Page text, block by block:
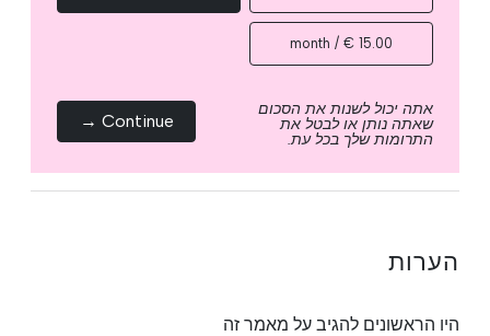
15.00 € / month
אתה יכול לשנות את הסכום
שאתה נותן או לבטל את
התרומות שלך בכל עת.
Continue →
הערות
היו הראשונים להגיב על מאמר זה